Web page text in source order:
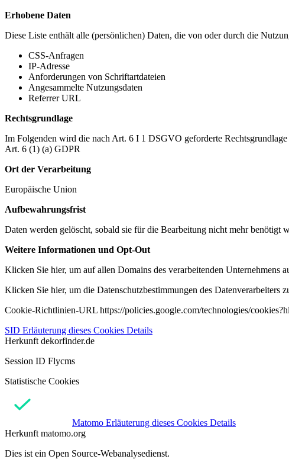
Erhobene Daten
Diese Liste enthält alle (persönlichen) Daten, die von oder durch die
CSS-Anfragen
IP-Adresse
Anforderungen von Schriftartdateien
Angesammelte Nutzungsdaten
Referrer URL
Rechtsgrundlage
Im Folgenden wird die nach Art. 6 I 1 DSGVO geforderte
Art. 6 (1) (a) GDPR
Ort der Verarbeitung
Europäische Union
Aufbewahrungsfrist
Daten werden gelöscht, sobald sie für die Bearbeitung nicht mehr benötigt
Weitere Informationen und Opt-Out
Klicken Sie hier, um auf allen Domains des verarbeitenden Unternehmens
Klicken Sie hier, um die Datenschutzbestimmungen des Datenverarbeiters
Cookie-Richtlinien-URL https://policies.google.com/technologies/
SID Erläuterung dieses Cookies Details
Herkunft dekorfinder.de
Session ID Flycms
Statistische Cookies
Matomo Erläuterung dieses Cookies Details
Herkunft matomo.org
Dies ist ein Open Source-Webanalysedienst.